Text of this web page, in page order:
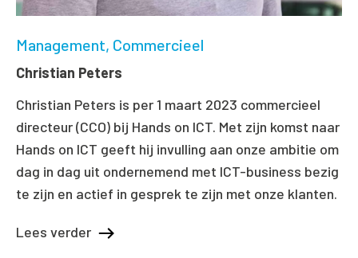
Management Commercieel
Christian Peters
Christian Peters is per 1 maart 2023 commercieel
directeur (CCO) bij Hands on ICT. Met zijn komst naar
Hands on ICT geeft hij invulling aan onze ambitie om
dag in dag uit ondernemend met ICT-business bezig
te zijn en actief in gesprek te zijn met onze klanten.
Lees verder